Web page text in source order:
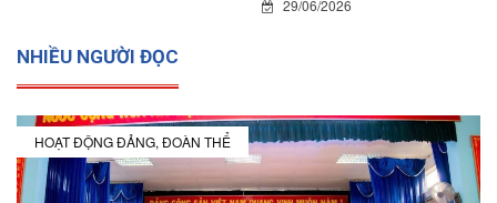
29/06/2026
NHIỀU NGƯỜI ĐỌC
HOẠT ĐỘNG ĐẢNG, ĐOÀN THỂ